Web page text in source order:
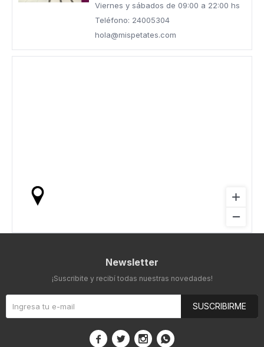
Viernes y sábados de 09:00 a 22:00 hs
Teléfono: 24005304
hola@mispetates.com
Newsletter
¡Suscribite y recibí todas nuestras novedades!
SUSCRIBIRME
   